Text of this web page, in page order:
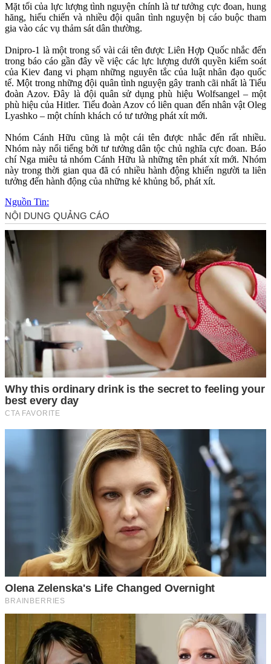
Mặt tối của lực lượng tình nguyện chính là tư tưởng cực đoan, hung
hăng, hiếu chiến và nhiều đội quân tình nguyện bị cáo buộc tham
gia vào các vụ thảm sát dân thường.
Dnipro-1 là một trong số vài cái tên được Liên Hợp Quốc nhắc đến
trong báo cáo gần đây về việc các lực lượng dưới quyền kiểm soát
của Kiev đang vi phạm những nguyên tắc của luật nhân đạo quốc
tế. Một trong những đội quân tình nguyện gây tranh cãi nhất là Tiểu
đoàn Azov. Đây là đội quân sử dụng phù hiệu Wolfsangel – một
phù hiệu của Hitler. Tiểu đoàn Azov có liên quan đến nhân vật Oleg
Lyashko – một chính khách có tư tưởng phá‌t xí‌t mới.
Nhóm Cánh Hữu cũng là một cái tên được nhắc đến rất nhiều.
Nhóm này nổi tiếng bởi tư tưởng dân tộc chủ nghĩa cực đoan. Báo
chí Nga miêu tả nhóm Cánh Hữu là những tên phá‌t xí‌t mới. Nhóm
này trong thời gian qua đã có nhiều hành động khiến người ta liên
tưởng đến hành động của những kẻ khủ‌ng b‌ố, phá‌t xí‌t.
Nguồn Tin: